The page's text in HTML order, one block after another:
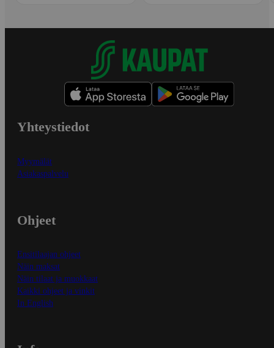
Yhteystiedot
Myymälät
Asiakaspalvelu
Ohjeet
Ensitilaajan ohjeet
Näin maksat
Näin tilaat ja muokkaat
Kaikki ohjeet ja vinkit
In English